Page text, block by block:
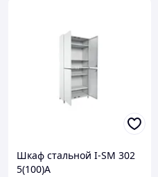
Шкаф стальной I-SM 302
5(100)А